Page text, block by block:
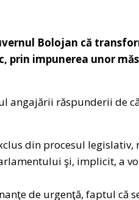
Bolojan că
impunerea unor
angajării răspunderii de
din procesul
şi, implicit, a
de urgenţă, faptul că